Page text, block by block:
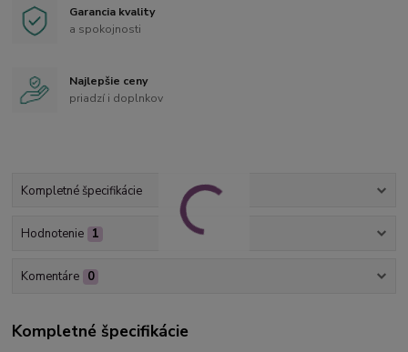
Garancia kvality
a spokojnosti
Najlepšie ceny
priadzí i doplnkov
Kompletné špecifikácie
Hodnotenie 1
Komentáre 0
Kompletné špecifikácie